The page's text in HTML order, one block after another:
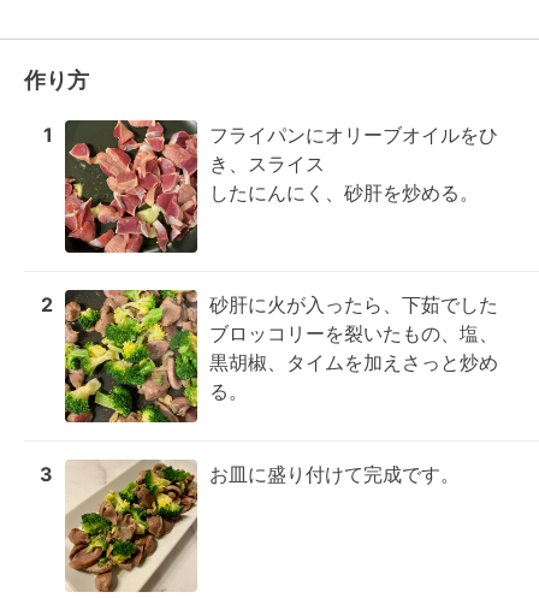
作り方
1
フライパンにオリーブオイルをひ
き、スライス
したにんにく、砂肝を炒める。
2
砂肝に火が入ったら、下茹でした
ブロッコリーを裂いたもの、塩、
黒胡椒、タイムを加えさっと炒め
る。
3 お皿に盛り付けて完成です。